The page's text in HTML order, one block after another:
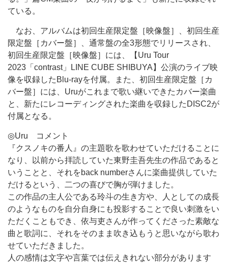
ている。
なお、アルバムは初回生産限定盤［映像盤］、初回生産
限定盤［カバー盤］、通常盤の全3形態でリリースされ、
初回生産限定盤［映像盤］には、【Uru Tour
2023「contrast」LINE CUBE SHIBUYA】公演のライブ映
像を収録したBlu-rayを付属。また、初回生産限定盤［カ
バー盤］には、Uruがこれまで歌い継いできたカバー楽曲
と、新たにレコーディングされた楽曲を収録したDISC2が
付属となる。
◎Uru コメント
『クスノキの番人』の主題歌を歌わせていただけることに
なり、以前から拝読していた東野圭吾先生の作品であると
いうことと、それをback numberさんに楽曲提供していた
だけるという、二つの喜びで胸が弾けました。
この作品の主人公である玲斗の生き方や、人としての成長
のようなものを自分自身にも投影することで良い刺激をい
ただくこともでき、依与吏さんが作ってくださった素敵な
曲と歌詞に、それをそのまま吹き込もうと思いながら歌わ
せていただきました。
人の感情は文字や言葉では伝えきれない部分があります